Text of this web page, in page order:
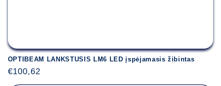
OPTIBEAM LANKSTUSIS LM6 LED įspėjamasis žibintas
Įprasta
kaina
€100,62